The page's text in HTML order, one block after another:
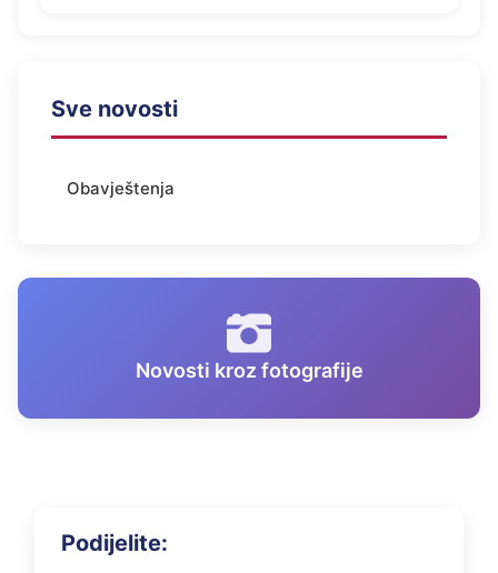
Sve novosti
Obavještenja
Novosti kroz fotografije
Podijelite: